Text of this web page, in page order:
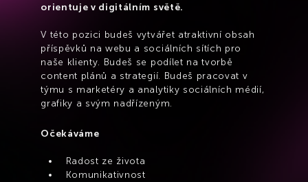
orientuje v digitálním světě.
V této pozici budeš vytvářet atraktivní obsah
příspěvků na webu a sociálních sítích pro
naše klienty. Budeš se podílet na tvorbě
content plánů a strategií. Budeš pracovat v
týmu s marketéry a analytiky sociálních médií,
grafiky a svým nadřízeným.
Očekáváme
Radost ze života
Komunikativnost